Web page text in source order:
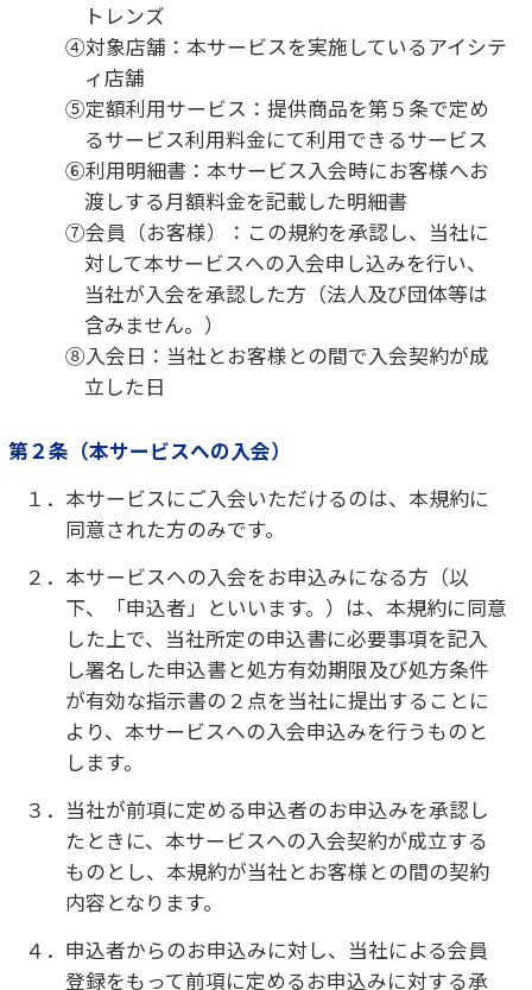
第２条（本サービスへの入会）
１．本サービスにご入会いただけるのは、本規約に
同意された方のみです。
２．本サービスへの入会をお申込みになる方（以
下、「申込者」といいます。）は、本規約に同意
した上で、当社所定の申込書に必要事項を記入
し署名した申込書と処方有効期限及び処方条件
が有効な指示書の２点を当社に提出することに
より、本サービスへの入会申込みを行うものと
します。
３．当社が前項に定める申込者のお申込みを承認し
たときに、本サービスへの入会契約が成立する
ものとし、本規約が当社とお客様との間の契約
内容となります。
４．申込者からのお申込みに対し、当社による会員
当社が対象商品の交付等本サービスの提供を行
立したものとみなします。
５．本サービスの入会資格は、個人に限ります。法人
６．未成年者が本サービスに入会する場合は、必ず
親権者等、法定代理人の同意が必要になります。
この場合、親権者等、法定代理人は、本規約に
基づく責任を申込者本人とともに負うものとし
ます。
７．本サービスのご入会申込みは、対象店舗のみで
の受付となり、その他の店舗、インターネットお
よびお電話その他の方法でのご入会申込みはで
８．当社は、お客様から本サービスのお申し込みが
あった場合でも、次のいずれかに該当するとき
は、お申し込みをお断りすることがあります。こ
の場合は、お客様は当社に対し、異議申立て、
拒絶理由の開示その他一切の請求を行えないも
①お客様が当社に届け出た情報の全部又は一部
につき虚偽が認められる場合